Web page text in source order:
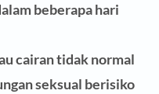
beberapa hari
cairan tidak normal
seksual berisiko